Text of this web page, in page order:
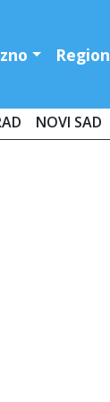
Region
NOVI SAD